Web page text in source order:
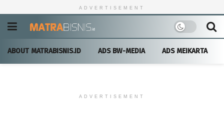
ADVERTISEMENT
ABOUT MATRABISNIS.ID ADS BW-MEDIA ADS MEIKARTA
ADVERTISEMENT